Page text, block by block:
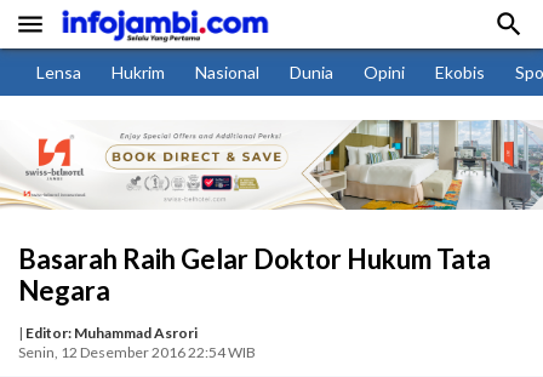
 
Lensa Hukrim Nasional Dunia Opini Ekobis
Basarah Raih Gelar Doktor Hukum Tata
Negara
| Editor: Muhammad Asrori
Senin, 12 Desember 2016 22:54 WIB